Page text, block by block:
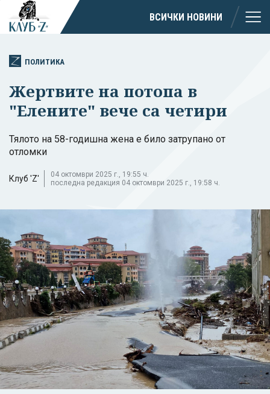
ВСИЧКИ НОВИНИ
ПОЛИТИКА
Жертвите на потопа в
"Елените" вече са четири
Тялото на 58-годишна жена е било затрупано от
отломки
Клуб 'Z'
04 октомври 2025 г., 19:55 ч.
последна редакция 04 октомври 2025 г., 19:58 ч.